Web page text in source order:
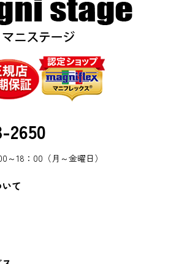
2650
～18：00（月～金曜日）
て